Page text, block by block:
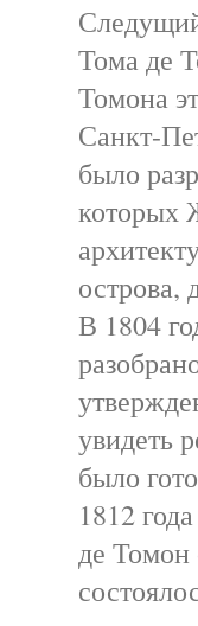
Тома де
Томона
Санкт-
было
которых
острова,
В 1804
увидеть
было
1812
де